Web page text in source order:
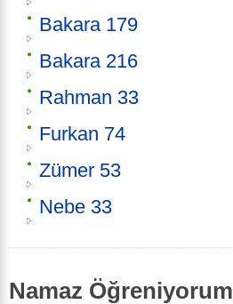
Bakara 179
Bakara 216
Rahman 33
Furkan 74
Zümer 53
Nebe 33
Namaz Öğreniyorum